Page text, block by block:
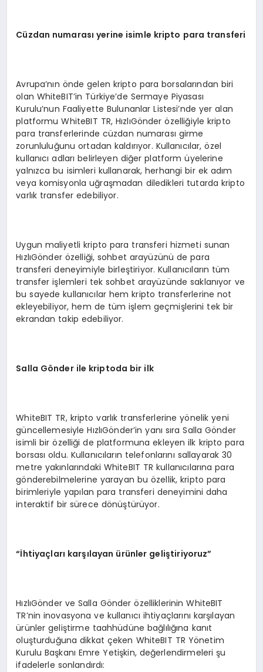
Cüzdan numarasıyerine isimle kripto para transferi
Avrupa’nın önde gelen kripto para borsalarından biri
olan WhiteBIT’in Türkiye’de Sermaye Piyasası
Kurulu’nun Faaliyette Bulunanlar Listesi’nde yer alan
platformu WhiteBIT TR, HızlıGönder özelliğiyle kripto
para transferlerinde cüzdan numarası girme
zorunluluğunu ortadan kaldırıyor. Kullanıcılar, özel
kullanıcı adları belirleyen diğer platform üyelerine
yalnızca bu isimleri kullanarak, herhangi bir ek adım
veya komisyonla uğraşmadan diledikleri tutarda kripto
varlık transfer edebiliyor.
Uygun maliyetli kripto para transferi hizmeti sunan
HızlıGönder özelliği, sohbet arayüzünü de para
transferi deneyimiyle birleştiriyor. Kullanıcıların tüm
transfer işlemleri tek sohbet arayüzünde saklanıyor ve
bu sayede kullanıcılar hem kripto transferlerine not
ekleyebiliyor, hem de tüm işlem geçmişlerini tek bir
ekrandan takip edebiliyor.
Salla Gönder ile kriptoda bir ilk
WhiteBIT TR, kripto varlık transferlerine yönelik yeni
güncellemesiyle HızlıGönder’in yanı sıra Salla Gönder
isimli bir özelliği de platformuna ekleyen ilk kripto para
borsası oldu. Kullanıcıların telefonlarını sallayarak 30
metre yakınlarındaki WhiteBIT TR kullanıcılarına para
gönderebilmelerine yarayan bu özellik, kripto para
birimleriyle yapılan para transferi deneyimini daha
interaktif bir sürece dönüştürüyor.
“İhtiyaçları karşılayan ürünler geliştiriyoruz”
HızlıGönder ve Salla Gönder özelliklerinin WhiteBIT
TR’nin inovasyona ve kullanıcı ihtiyaçlarını karşılayan
ürünler geliştirme taahhüdüne bağlılığına kanıt
oluşturduğuna dikkat çeken WhiteBIT TR Yönetim
Kurulu Başkanı Emre Yetişkin, değerlendirmeleri şu
ifadelerle sonlandırdı: